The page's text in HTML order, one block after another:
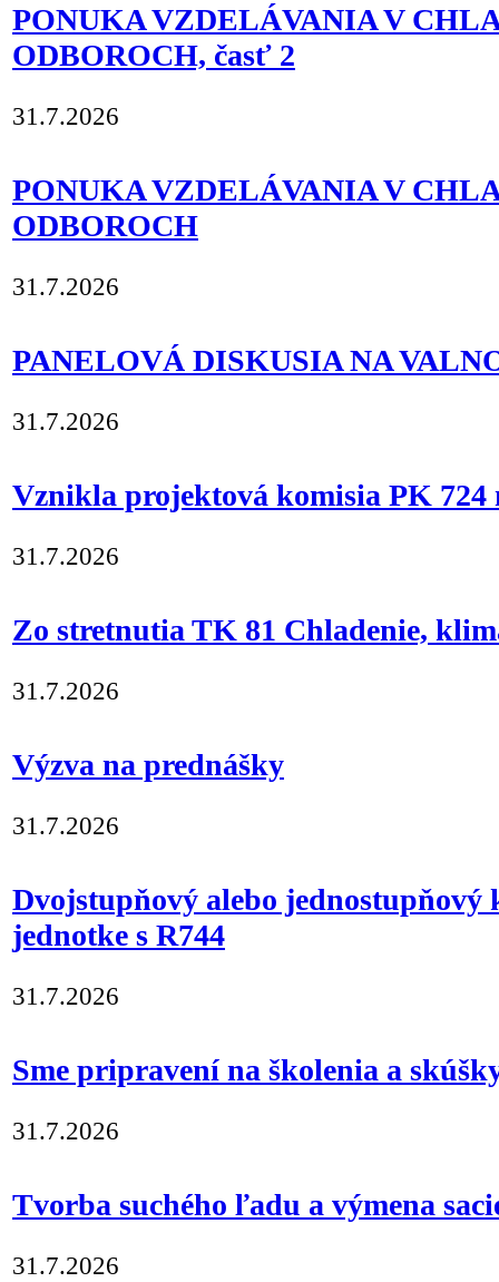
PONUKA VZDELÁVANIA V
ODBOROCH, časť 2
31.7.2026
PONUKA VZDELÁVANIA V
ODBOROCH
31.7.2026
PANELOVÁ DISKUSIA NA
31.7.2026
Vznikla projektová komisia PK 724
31.7.2026
Zo stretnutia TK 81 Chladenie,
31.7.2026
Výzva na prednášky
31.7.2026
Dvojstupňový alebo jednostupňový
jednotke s R744
31.7.2026
Sme pripravení na školenia a
31.7.2026
Tvorba suchého ľadu a výmena
31.7.2026